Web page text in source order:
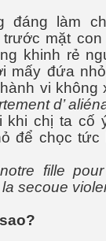
đáng làm
mặt
khinh rẻ
mấy đứa
vi không
d’
khi chị ta cố
để chọc tức
fille
secoue